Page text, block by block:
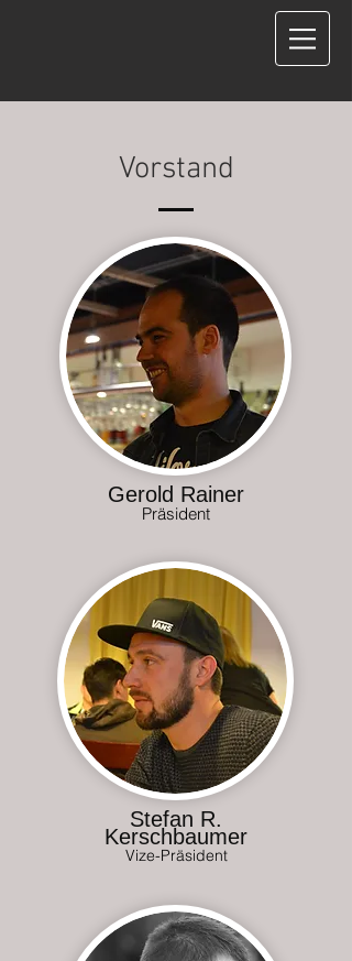
Vorstand
Gerold Rainer
Präsident
Stefan R.
Kerschbaumer
Vize-Präsident